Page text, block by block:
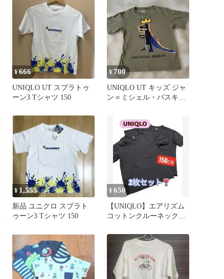
¥666
UNIQLO UT スプラトゥ
ーン3 Tシャツ 150
¥ 700
UNIQLO UT キッズ ジャ
ン＝ミシェル・バスキア
¥ 1,555
新品 ユニクロ スプラト
ゥーン3 Tシャツ 150
¥650
【UNIQLO】エアリズム
コットンクルーネックT